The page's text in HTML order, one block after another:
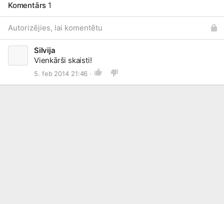
Komentārs 1
Autorizējies, lai komentētu
Silvija
Vienkārši skaisti!
5. feb 2014 21:46 ·